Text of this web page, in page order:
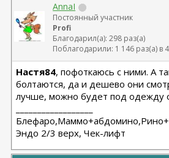
AnnaI
Постоянный участник
Profi
Благодарил(а): 298 раз(а)
Поблагодарили: 1 146 раз(а) в
Настя84, пофоткаюсь с ними. А
болтаются, да и дешево они
лучше, можно будет под одежду
Эндо 2/3 верх, Чек-лифт